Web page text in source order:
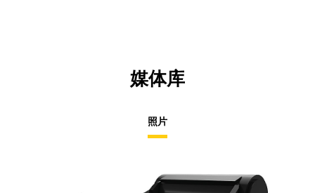
媒体库
照片